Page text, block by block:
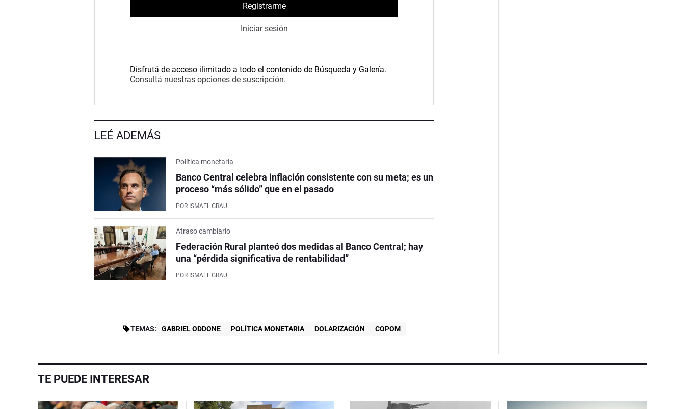
Registrarme
Iniciar sesión
Disfrutá de acceso ilimitado a todo el contenido de Búsqueda y Galería.
Consultá nuestras opciones de suscripción.
LEÉ ADEMÁS
Política monetaria
Banco Central celebra inflación consistente con su meta; es un
proceso “más sólido” que en el pasado
POR ISMAEL GRAU
Atraso cambiario
Federación Rural planteó dos medidas al Banco Central; hay
una “pérdida significativa de rentabilidad”
POR ISMAEL GRAU
TEMAS: GABRIEL ODDONE POLÍTICA MONETARIA DOLARIZACIÓN COPOM
TE PUEDE INTERESAR